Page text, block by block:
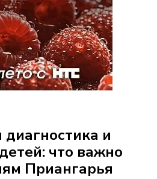
и
что важно
Приангарья